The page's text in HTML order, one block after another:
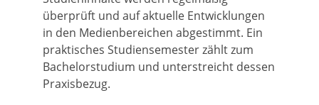
überprüft und auf aktuelle Entwicklungen
in den Medienbereichen abgestimmt. Ein
praktisches Studiensemester zählt zum
Bachelorstudium und unterstreicht dessen
Praxisbezug.